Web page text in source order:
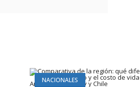
NACIONALES